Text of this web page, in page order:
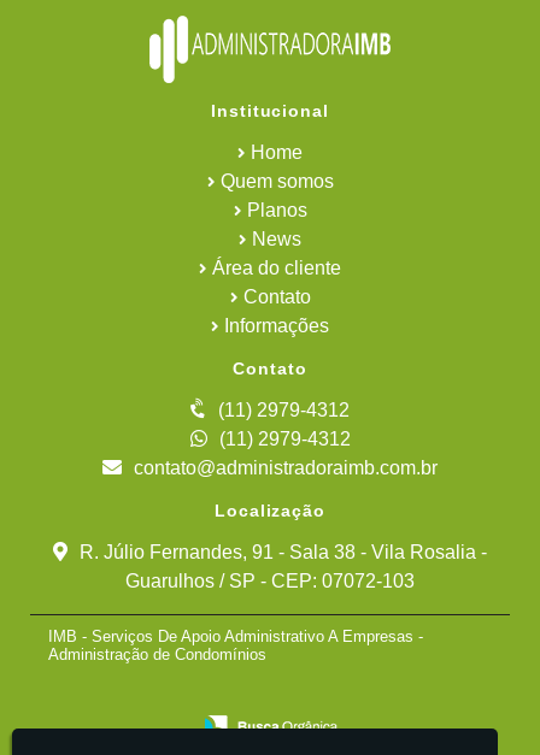
Institucional
Home
Quem somos
Planos
News
Área do cliente
Contato
Informações
Contato
(11) 2979-4312
(11) 2979-4312
contato@administradoraimb.com.br
Localização
R. Júlio Fernandes, 91 - Sala 38 - Vila Rosalia -
Guarulhos / SP - CEP: 07072-103
IMB - Serviços De Apoio Administrativo A Empresas -
Administração de Condomínios